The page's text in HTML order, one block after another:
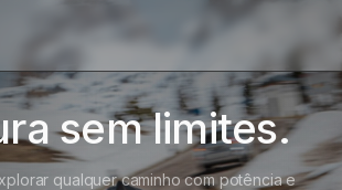
sem limites.
qualquer caminho com potência e